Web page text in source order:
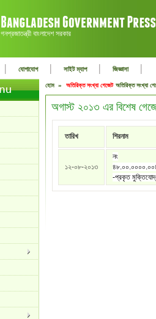
গনপ্রজাতন্ত্রী বাংলাদেশ সরকার
| যোগাযোগ | সাইট ম্যাপ | জিজ্ঞাসা |
হোম » অতিরিক্ত সংখ্যা গেজেট অতিরিক্ত সংখ্যা
অগাস্ট ২০১৩ এর বিশেষ
তারিখ শিরনাম
১২-০৮-২০১৩
নং
-প্রকৃত